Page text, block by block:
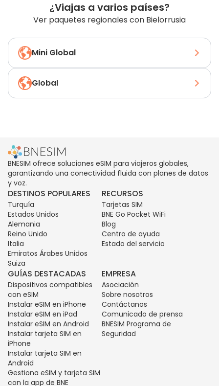
¿Viajas a varios países?
Ver paquetes regionales con Bielorrusia
Mini Global
Global
BNESIM ofrece soluciones eSIM para viajeros globales,
garantizando una conectividad fluida con planes de datos
y voz.
DESTINOS POPULARES
Turquía
Estados Unidos
Alemania
Reino Unido
Italia
Emiratos Árabes Unidos
Suiza
RECURSOS
Tarjetas SIM
BNE Go Pocket WiFi
Blog
Centro de ayuda
Estado del servicio
GUÍAS DESTACADAS
Dispositivos compatibles
con eSIM
Instalar eSIM en iPhone
Instalar eSIM en iPad
Instalar eSIM en Android
Instalar tarjeta SIM en
iPhone
Instalar tarjeta SIM en
Android
Gestiona eSIM y tarjeta SIM
con la app de BNE
EMPRESA
Asociación
Sobre nosotros
Contáctanos
Comunicado de prensa
BNESIM Programa de
Seguridad